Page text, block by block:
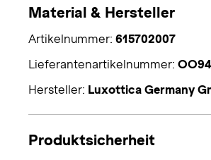
Material & Hersteller
Artikelnummer: 615702007
Lieferantenartikelnummer:
Hersteller: Luxottica Germany
Produktsicherheit